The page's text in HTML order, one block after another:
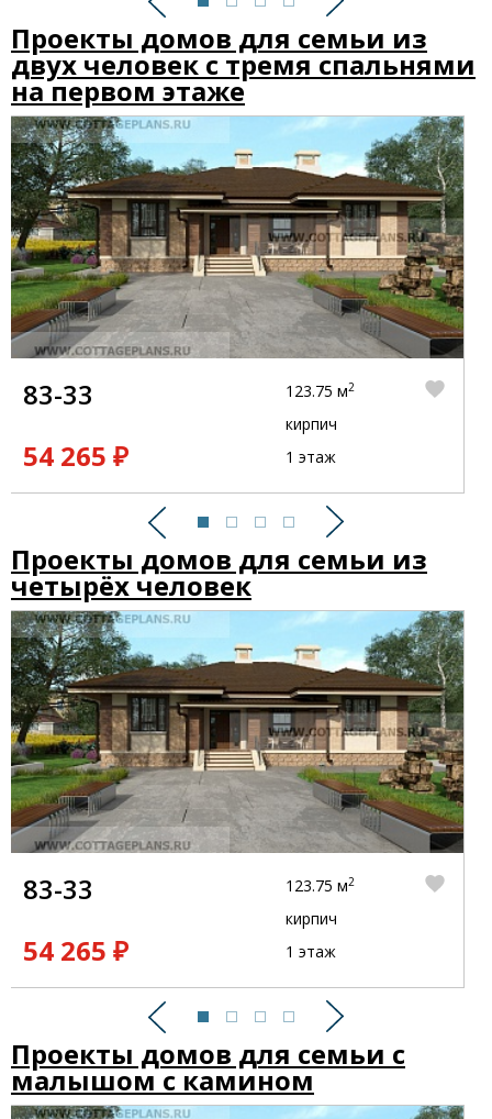
Предыдущий Следующий
Проекты домов для семьи из
двух человек с тремя спальнями
на первом этаже
Предыдущий Следующий
83-33
54 265 ₽
123.75 м2
кирпич
1 этаж
Проекты домов для семьи из
четырёх человек
Предыдущий Следующий
83-33
54 265 ₽
123.75 м2
кирпич
1 этаж
Проекты домов для семьи с
малышом с камином